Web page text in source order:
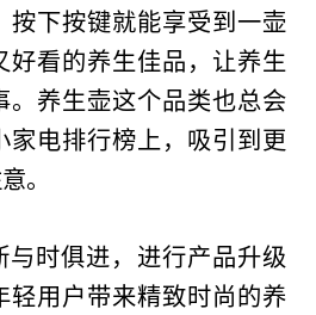
按下按键就能享受到一壶
好看的养生佳品，让养生
。养生壶这个品类也总会
家电排行榜上，吸引到更
。
与时俱进，进行产品升级
轻用户带来精致时尚的养